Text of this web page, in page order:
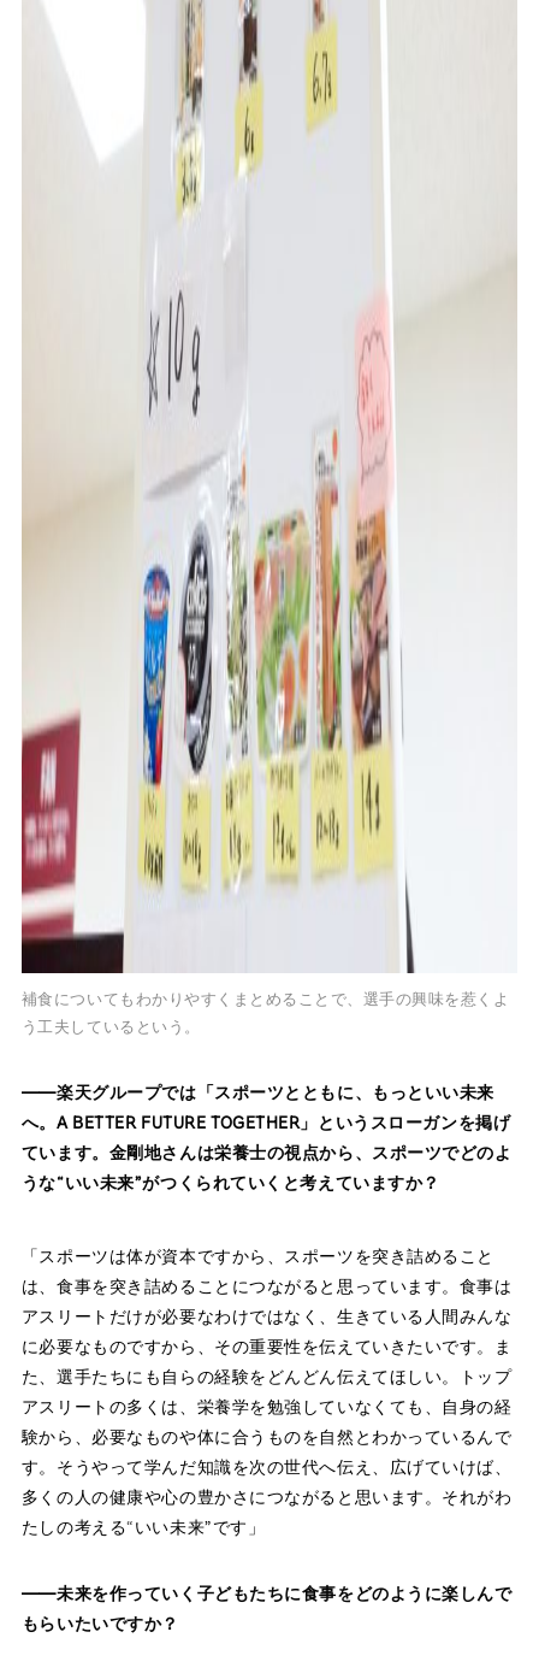
補食についてもわかりやすくまとめることで、選手の興味を惹くよ
う工夫しているという。
――楽天グループでは「スポーツとともに、もっといい未来
へ。A BETTER FUTURE TOGETHER」というスローガンを掲げ
ています。金剛地さんは栄養士の視点から、スポーツでどのよ
うな“いい未来”がつくられていくと考えていますか？
「スポーツは体が資本ですから、スポーツを突き詰めること
は、食事を突き詰めることにつながると思っています。食事は
アスリートだけが必要なわけではなく、生きている人間みんな
に必要なものですから、その重要性を伝えていきたいです。ま
た、選手たちにも自らの経験をどんどん伝えてほしい。トップ
アスリートの多くは、栄養学を勉強していなくても、自身の経
験から、必要なものや体に合うものを自然とわかっているんで
す。そうやって学んだ知識を次の世代へ伝え、広げていけば、
多くの人の健康や心の豊かさにつながると思います。それがわ
たしの考える“いい未来”です」
――未来を作っていく子どもたちに食事をどのように楽しんで
もらいたいですか？